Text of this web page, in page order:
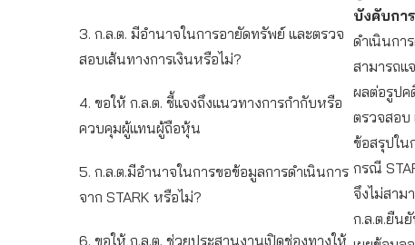
3. ก.ล.ต. มีอำนาจในการอายัดทรัพย์ และตรวจ
สอบเส้นทางการเงินหรือไม่?
4. ขอให้ ก.ล.ต. ชี้แจงถึงแนวทางการกำกับหรือ
ควบคุมผู้แทนผู้ถือหุ้น
5. ก.ล.ต.มีอำนาจในการขอข้อมูลการดำเนินการ
จาก STARK หรือไม่?
6. ขอให้ ก.ล.ต. ช่วยประสานงานเปิดช่องทางให้
บังคับกา
ดำเนินกา
สามารถแ
ผลต่อรูปค
ตรวจสอบ
ข้อสรุปใน
กรณี
จึงไม่สาม
ก.ล.ต.ยืน